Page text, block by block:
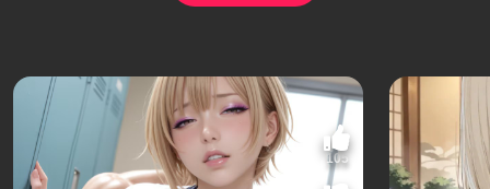
105